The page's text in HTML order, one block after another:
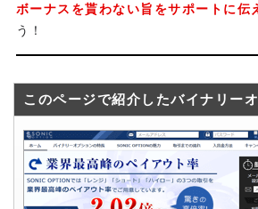
ボーナスを貰わない旨をサポートに伝
う！
このページで紹介したバイナリー